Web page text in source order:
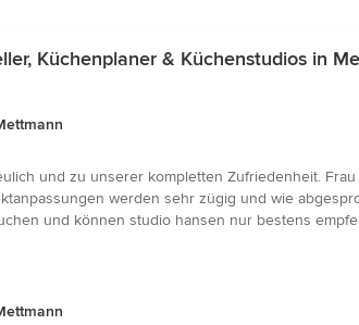
Küchenplaner & Küchenstudios in
und zu unserer kompletten Zufriedenheit.
werden sehr zügig und wie
und können studio hansen nur bestens